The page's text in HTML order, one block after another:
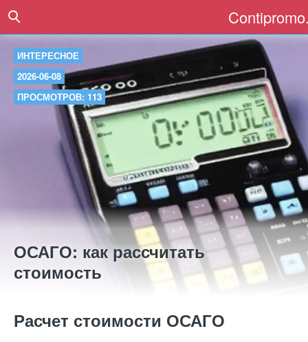
ИНТЕРЕСНОЕ
2026-06-08
ПРОСМОТРОВ: 113
ОСАГО: как рассчитать
стоимость
Расчет стоимости ОСАГО